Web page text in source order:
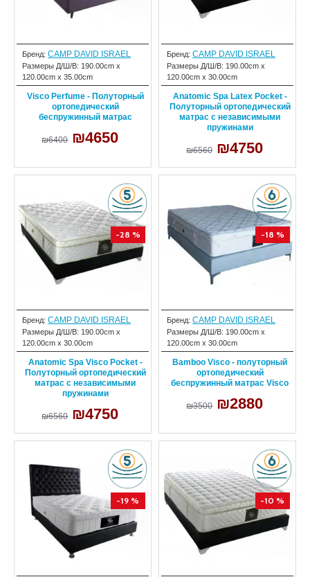
Бренд: CAMP DAVID ISRAEL
Размеры Д/Ш/В: 190.00cm x
120.00cm x 35.00cm
Visco Perfume - Полуторный
ортопедический
беспружинный матрас
₪6400 ₪4650
Бренд: CAMP DAVID ISRAEL
Размеры Д/Ш/В: 190.00cm x
120.00cm x 30.00cm
Anatomic Spa Latex Pocket -
Полуторный ортопедический
матрас с независимыми
пружинами
₪6560 ₪4750
-28 %
Бренд: CAMP DAVID ISRAEL
Размеры Д/Ш/В: 190.00cm x
120.00cm x 30.00cm
Anatomic Spa Visco Pocket -
Полуторный ортопедический
матрас с независимыми
пружинами
₪6560 ₪4750
-18 %
Бренд: CAMP DAVID ISRAEL
Размеры Д/Ш/В: 190.00cm x
120.00cm x 30.00cm
Bamboo Visco - полуторный
ортопедический
беспружинный матрас Visco
₪3500 ₪2880
-19 % -10 %